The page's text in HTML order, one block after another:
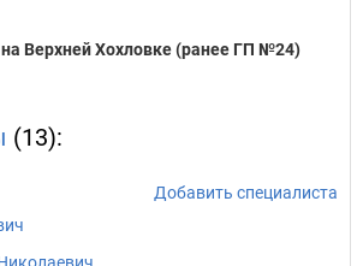
Верхней Хохловке (ранее ГП №24)
(13):
Добавить специалиста